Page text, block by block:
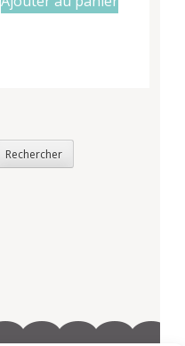
Rechercher